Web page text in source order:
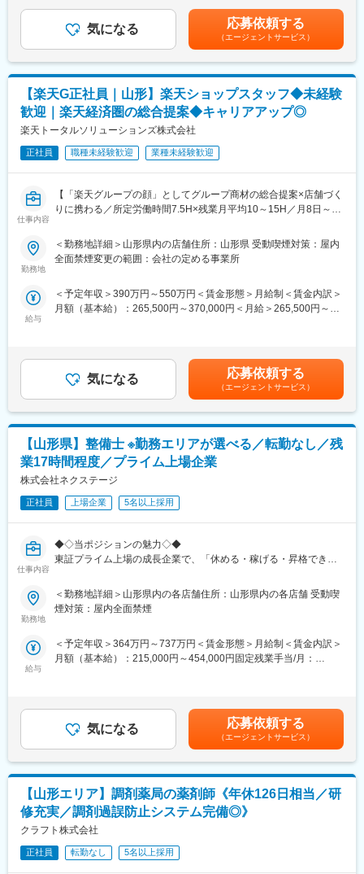
く、早期に独り立ちが可能です。
◇事業づくりに携われるやりがい
後発キャリアだからこそ柔軟で風通しがよく、改善提案や企画が
店舗運営に活かされやすい文化があります。
■キャリアパス：
スタッフ（R CREW）としてご活躍いただいたのち、約1年で店長
昇格を目指していただきます。その後はスーパーバイザー
（RSV）やマネージャーなど、より広い領域で活躍いただけるキ
ャリアがあります。
重視し、相談しやすく協力し合える職場環境です。
当社は2023年2月に設立された楽天グループ100％出資の新会社
で、事業運営に必要な企画、立ち上げ、コンサルティング、オペ
変更の範囲：会社の定める業務
〇販売ノルマ無し
販売ノルマで苦しい思いをされていませんか。
当社では販売ノルマは一切ありません。ノルマを気にせずのびの
び活躍できる環境です。
〇「働きやすさ」を徹底追及！
当ポジションに於ける残業平均は6.6時間。自動発注を含め現場オ
ペレーションの効率化に積極的に投資をしてきた賜物です。
また店舗の営業時間は22時まで！夜勤シフトもありません。
原則一日あたりの拘束時間は9時間（休憩60分／実働8時間）！長
時間拘束も発生しない環境です。
店長を1～2年程度経験の後、商品部や営業企画、PB開発や人事、
総務、財務など本部スタッフへのキャリアが準備されています。
への配属を積極的に行っています。
勿論、店舗に近い所でキャリアを積みたい方はSV（10～20店舗の
この様な環境が離職率6.5%と極めて低い離職率に、また販売や売
■職務内容：
売場管理 / 発注&在庫管理 / スタッフ管理 / レジ接客 など
■各店舗の人員構成：
店舗毎に詳細な人数は異なりますが、ストアチーフ(店長)1名（20
代中盤～50代）、正社員は最大4名程度、大学生アルバイトやパ
ートの主婦の方が6～15名程度で構成。
■転勤について：
入社4年目以降、勤務地の限定も可能です。
・ローカル社員：自宅からの転勤なし（借上社宅制度なし）
5,000円)■モデル年収例年収467万円 ／ 30歳 店長職 経験8年年収
590万円 ／ 35歳 スーパーバイザー職 経験13年年収736万円 ／ 40
歳 マネージャー職 経験18年賃金はあくまでも目安の金額であり、
選考を通じて上下する可能性があります。月給(月額)は固定手当を
含めた表記です。
気になる 応募依頼する
（エージェントサービス）
【楽天G正社員｜山形】楽天ショップスタッフ◆未経験
歓迎｜楽天経済圏の総合提案◆キャリアアップ◎
楽天トータルソリューションズ株式会社
正社員 職種未経験歓迎 業種未経験歓迎
仕事内容
【「楽天グループの顔」としてグループ商材の総合提案×店舗づく
りに携わる／所定労働時間7.5H×残業月平均10～15H／月8日～休
楽天モバイルショップに来店されるお客様へ、スマートフォン・
料金プラン・楽天カード・楽天市場・楽天ポイントなど、楽天経
済圏の幅広いサービスを総合的にご提案します。
て、お客様の生活をより豊かにするトータルサポートを行うポジ
ションです。
・新規契約・機種変更の受付および提案
・料金プラン、楽天ポイント活用、楽天カード、各種サービスの
案内
・スマホの初期設定・データ移行サポート
・問い合わせ対応
◇店舗運営
・店舗での電話応対
・在庫管理、売り場づくり、POP作成
・KPI管理・数値振り返り
■教育体制：
れなど基礎から学べ、楽天グループ共通のeラーニングでビジネス
スキルの習得も可能。未経験でも安心してスタートできる環境で
■このポジションの魅力：
◇未経験でも成長しやすいシンプルなオペレーション
く、早期に独り立ちが可能です。
◇事業づくりに携われるやりがい
後発キャリアだからこそ柔軟で風通しがよく、改善提案や企画が
店舗運営に活かされやすい文化があります。
■キャリアパス：
スタッフ（R CREW）から店長を経てRSV（スーパーバイザー）
へステップアップが可能です。RSV経験後はマネジメントや本部
への異動の道もあり、長期的にキャリア形成ができます。まずは
入社後1年で店長昇格を目指していただきます。
勤務地
＜勤務地詳細＞山形県内の店舗住所：山形県 受動喫煙対策：屋内
全面禁煙変更の範囲：会社の定める事業所
給与
＜予定年収＞390万円～550万円＜賃金形態＞月給制＜賃金内訳＞
月額（基本給）：265,500円～370,000円＜月給＞265,500円～
気になる 応募依頼する
（エージェントサービス）
【山形県】整備士 ※勤務エリアが選べる／転勤なし／残
業17時間程度／プライム上場企業
株式会社ネクステージ
正社員 上場企業 5名以上採用
仕事内容
◆◇当ポジションの魅力◇◆
東証プライム上場の成長企業で、「休める・稼げる・昇格でき
★年間休日125日／残業月平均17hで無理なく働ける
★入社3年で年収＋約200万円の実績あり
★新規出店が続き、ポストが空くのを待たずに昇格可能
★国産車から輸入車まで、メーカーに縛られない整備経験が積め
中古車・新車を扱う当社各店舗にて、納車前点検・定期点検を中
心とした整備業務全般をお任せします。
■業務詳細
・法定点検・定期点検
・一般整備、軽整備
・各種用品の取り付け
・車検対応、簡単な修理対応
※重整備は外注が中心のため、体への負担は少なめ
※完全予約制のため、突発的な残業やサービス残業はありません
勤務地
＜勤務地詳細＞山形県内の各店舗住所：山形県内の各店舗 受動喫
煙対策：屋内全面禁煙
給与
＜予定年収＞364万円～737万円＜賃金形態＞月給制＜賃金内訳＞
月額（基本給）：215,000円～454,000円固定残業手当/月：
年１回（営業成績と業務能力を加味して評価）■賞与年2回■モデ
ル年収工場長：～1020万円チーフ：～737万円一般職：～480万
円賃金はあくまでも目安の金額であり、選考を通じて上下する可
能性があります。月給(月額)は固定手当を含めた表記です。
気になる 応募依頼する
（エージェントサービス）
【山形エリア】調剤薬局の薬剤師《年休126日相当／研
修充実／調剤過誤防止システム完備◎》
クラフト株式会社
正社員 転勤なし 5名以上採用